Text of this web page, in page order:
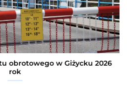
obrotowego w Giżycku 2026
rok